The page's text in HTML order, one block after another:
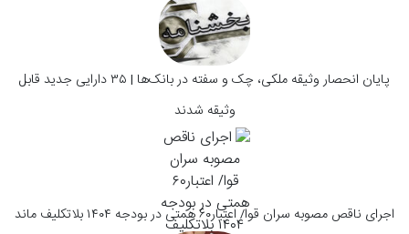
پایان انحصار وثیقه ملکی، چک و سفته در بانک‌ها | ۳۵ دارایی جدید قابل
وثیقه شدند
اجرای ناقص مصوبه سران قوا/ اعتبار۶۰ همتی در بودجه ۱۴۰۴ بلاتکلیف ماند